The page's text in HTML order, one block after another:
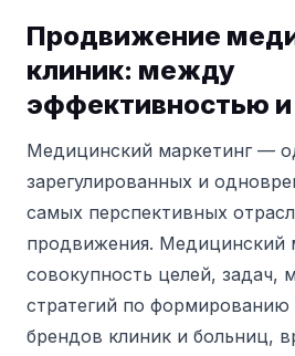
Продвижение
клиник: между
эффективностью
Медицинский маркетинг —
зарегулированных и
самых перспективных
продвижения. Медицинский
совокупность целей, задач,
стратегий по
брендов клиник и больниц,